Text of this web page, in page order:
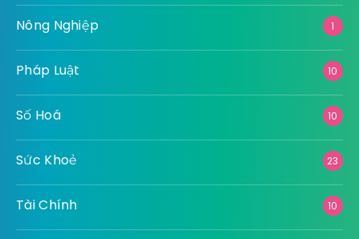
Nông Nghiệp 1
Pháp Luật 10
Số Hoá 10
Sức Khoẻ 23
Tài Chính 10